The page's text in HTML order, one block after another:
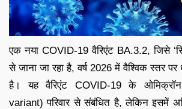
एक नया COVID-19 वैरिएंट BA.3.2, जिसे
से जाना जा रहा है, वर्ष 2026 में वैश्विक स्तर पर
है। यह वैरिएंट COVID-19 के
variant) परिवार से संबंधित है, लेकिन इसमें